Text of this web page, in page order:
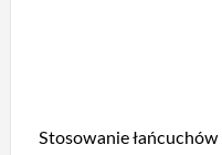
Stosowanie